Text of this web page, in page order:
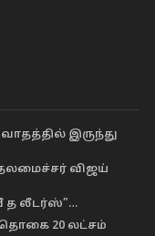
இருந்து
விஜய்
த லீடர்ஸ்”…
20 லட்சம்